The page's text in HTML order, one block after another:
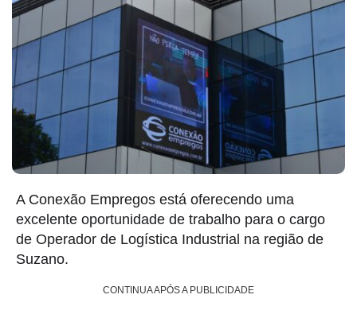
A Conexão Empregos está oferecendo uma
excelente oportunidade de trabalho para o cargo
de Operador de Logística Industrial na região de
Suzano.
CONTINUA APÓS A PUBLICIDADE